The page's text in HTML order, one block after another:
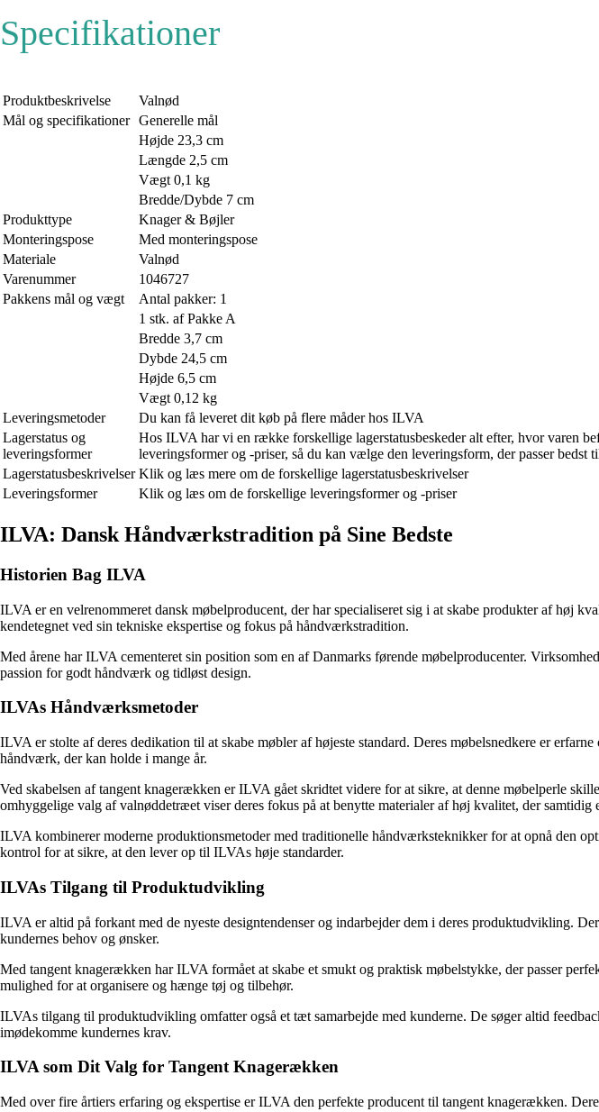
Specifikationer
Produktbeskrivelse
Valnød
Mål og specifikationer Generelle mål
Højde 23,3 cm
Længde 2,5 cm
Vægt 0,1 kg
Bredde/Dybde 7 cm
Produkttype
Knager & Bøjler
Monteringspose
Med monteringspose
Materiale
Valnød
Varenummer
1046727
Pakkens mål og vægt
Antal pakker: 1
1 stk. af Pakke A
Bredde 3,7 cm
Dybde 24,5 cm
Højde 6,5 cm
Vægt 0,12 kg
Leveringsmetoder
Du kan få leveret dit køb på flere måder hos ILVA
Lagerstatus og
leveringsformer
Hos ILVA har vi en række forskellige lagerstatusbeskeder alt efter, hvor varen
leveringsformer og -priser, så du kan vælge den leveringsform, der passer bedst
Lagerstatusbeskrivelser Klik og læs mere om de forskellige lagerstatusbeskrivelser
Leveringsformer
Klik og læs om de forskellige leveringsformer og -priser
ILVA: Dansk Håndværkstradition på Sine Bedste
Historien Bag ILVA
ILVA er en velrenommeret dansk møbelproducent, der har specialiseret sig i at skabe produkter af høj
kendetegnet ved sin tekniske ekspertise og fokus på håndværkstradition.
Med årene har ILVA cementeret sin position som en af Danmarks førende møbelproducenter.
passion for godt håndværk og tidløst design.
ILVAs Håndværksmetoder
ILVA er stolte af deres dedikation til at skabe møbler af højeste standard. Deres møbelsnedkere er
håndværk, der kan holde i mange år.
Ved skabelsen af tangent knagerækken er ILVA gået skridtet videre for at sikre, at denne møbelperle
omhyggelige valg af valnøddetræet viser deres fokus på at benytte materialer af høj kvalitet, der
ILVA kombinerer moderne produktionsmetoder med traditionelle håndværksteknikker for at opnå den
kontrol for at sikre, at den lever op til ILVAs høje standarder.
ILVAs Tilgang til Produktudvikling
ILVA er altid på forkant med de nyeste designtendenser og indarbejder dem i deres produktudvikling.
kundernes behov og ønsker.
Med tangent knagerækken har ILVA formået at skabe et smukt og praktisk møbelstykke, der passer
mulighed for at organisere og hænge tøj og tilbehør.
ILVAs tilgang til produktudvikling omfatter også et tæt samarbejde med kunderne. De søger altid
imødekomme kundernes krav.
ILVA som Dit Valg for Tangent Knagerækken
Med over fire årtiers erfaring og ekspertise er ILVA den perfekte producent til tangent knagerækken.